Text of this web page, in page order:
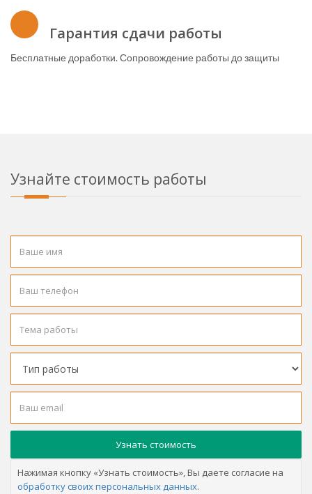
Гарантия сдачи работы
Бесплатные доработки. Сопровождение работы до защиты
Узнайте стоимость работы
Нажимая кнопку «Узнать стоимость», Вы даете согласие на
обработку своих персональных данных.